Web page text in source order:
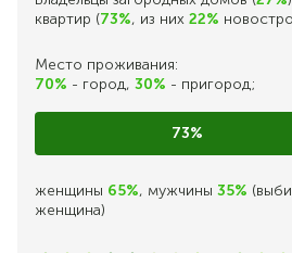
квартир (73%, из них 22%
Место проживания:
70% - город, 30% - пригород;
73%
женщины 65%, мужчины 35%
женщина)